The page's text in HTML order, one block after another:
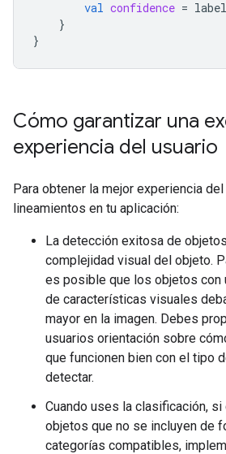
val confidence = label
}
}
Cómo garantizar una
experiencia del usuario
Para obtener la mejor experiencia
lineamientos en tu aplicación:
La detección exitosa de
complejidad visual del objeto.
es posible que los objetos con
de características visuales
mayor en la imagen. Debes
usuarios orientación sobre
que funcionen bien con el tipo
detectar.
Cuando uses la clasificación,
objetos que no se incluyen de
categorías compatibles,